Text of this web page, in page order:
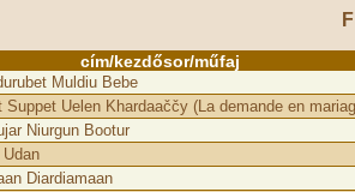
cím/kezdősor/műfaj
Muldiu Bebe
Suppet Uelen Khardaaččy (La demande en
Niurgun Bootur
Diardiamaan